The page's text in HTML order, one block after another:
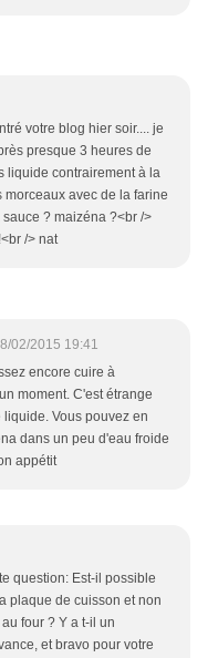
votre blog hier soir.... je
presque 3 heures de
liquide contrairement à la
morceaux avec de la farine
? maizéna ?<br />
/> nat
02/2015 19:41
encore cuire à
moment. C'est étrange
Vous pouvez en
dans un peu d'eau froide
appétit
question: Est-il possible
plaque de cuisson et non
four ? Y a t-il un
et bravo pour votre